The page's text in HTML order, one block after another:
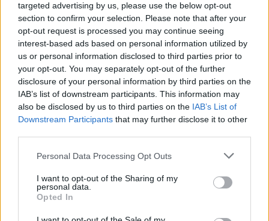
targeted advertising by us, please use the below opt-out
section to confirm your selection. Please note that after your
opt-out request is processed you may continue seeing
interest-based ads based on personal information utilized by
us or personal information disclosed to third parties prior to
your opt-out. You may separately opt-out of the further
disclosure of your personal information by third parties on the
IAB’s list of downstream participants. This information may
also be disclosed by us to third parties on the IAB’s List of
Downstream Participants that may further disclose it to other
Please note that this website/app uses one or more Google
not limited to your visit or usage behaviour. You may click to
grant or deny consent to Google and its third-party tags to
use your data for below specified purposes in below Google
consent section.
Personal Data Processing Opt Outs
I want to opt-out of the Sharing of my
personal data.
Opted In
Productos locales y más vuelos: Binter
refuerza su apuesta por Canarias
Binter no solo conecta las islas, sino que…